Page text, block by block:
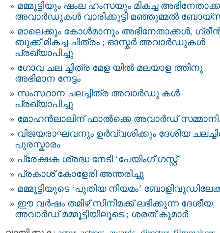
മമ്മൂട്ടിയും ഷംല ഹംസയും മികച്ച
അവാർഡുകൾ വാരിക്കൂട്ടി മഞ്ഞുമ്മൽ
മാലെക്കും കോള്‍മാനും അഭിനേതാക്കള്‍,
ബുക്ക് മികച്ച ചിത്രം ; ഓസ്കര്‍ അവാര്‍ഡുകള്‍
പ്രഖ്യാപിച്ചു
ഗോവ ചല ച്ചിത്ര മേള യിൽ മലയാള ത്തിനു
അഭിമാന നേട്ടം
സംസ്ഥാന ചലച്ചിത്ര അവാർഡു കൾ
പ്രഖ്യാപിച്ചു
മോഹൻലാലിന് ഫാല്‍ക്കെ അവാര്‍ഡ്
വിജയരാഘവനും ഉര്‍വ്വശിക്കും ദേശീയ
പുരസ്കാരം
പ്രേക്ഷക ശ്രദ്ധ നേടി ‘പേയിംഗ് ഗസ്റ്റ്’
പ്രകാശ് കോളേരി അന്തരിച്ചു
മമ്മൂട്ടിയുടെ ‘പുതിയ നിയമം’
ഈ വർഷം തമിഴ് സിനിമക്ക് ലഭിക്കുന്ന ദേശീയ
അവാർഡ് മമ്മൂട്ടിയിലൂടെ ; ശരത് കുമാർ